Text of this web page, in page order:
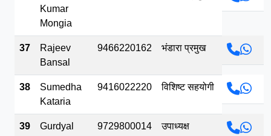
Kumar
Mongia
37
Rajeev
Bansal
9466220162 भंडारा प्रमुख
38
Sumedha
Kataria
9416022220 विशिष्ट सहयोगी
39
Gurdyal
9729800014 उपाध्यक्ष